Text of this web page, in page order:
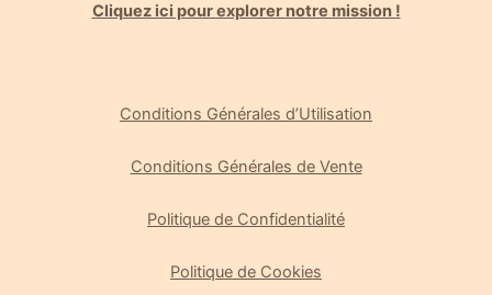
Cliquez ici pour explorer notre mission !
Conditions Générales d’Utilisation
Conditions Générales de Vente
Politique de Confidentialité
Politique de Cookies